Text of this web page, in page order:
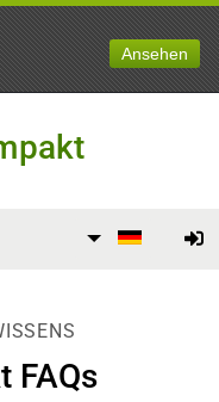
Ansehen
FAQs